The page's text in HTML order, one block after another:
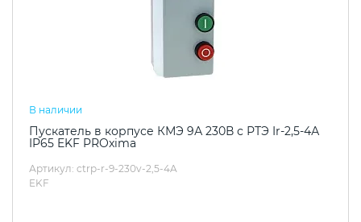
В наличии
Пускатель в корпусе КМЭ 9А 230В с РТЭ Ir-2,5-4А
IP65 EKF PROxima
Артикул: ctrp-r-9-230v-2,5-4A
EKF